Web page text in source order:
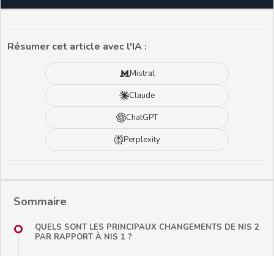
Résumer cet article avec l'IA :
Mistral
Claude
ChatGPT
Perplexity
Sommaire
QUELS SONT LES PRINCIPAUX CHANGEMENTS DE NIS 2
PAR RAPPORT À NIS 1 ?